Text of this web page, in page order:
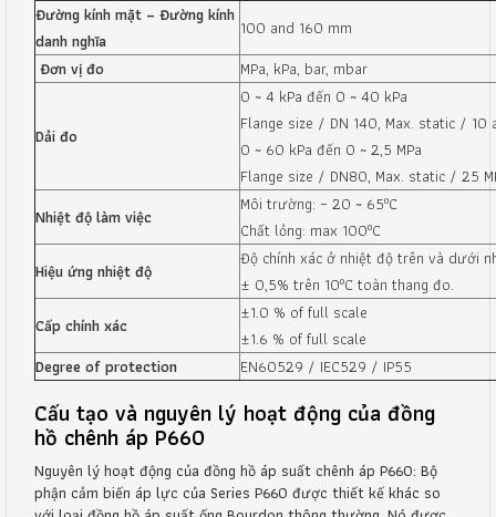
Đường kính mặt – Đường kính
danh nghĩa
100 and 160 mm
Đơn vị đo
MPa, kPa, bar, mbar
Dải đo
0 ~ 4 kPa đến 0 ~ 40 kPa
Flange size / DN 140, Max. static / 10
0 ~ 60 kPa đến 0 ~ 2,5 MPa
Flange size / DN80, Max. static / 25
Nhiệt độ làm việc
Môi trường: – 20 ~ 65oC
Chất lỏng: max 100oC
Hiệu ứng nhiệt độ
Độ chính xác ở nhiệt độ trên và dưới
± 0,5% trên 10oC toàn thang đo.
Cấp chính xác
±1.0 % of full scale
±1.6 % of full scale
Degree of protection
EN60529 / IEC529 / IP55
Cấu tạo và nguyên lý hoạt động của đồng
hồ chênh áp P660
Nguyên lý hoạt động của đồng hồ áp suất chênh áp P660: Bộ
phận cảm biến áp lực của Series P660 được thiết kế khác so